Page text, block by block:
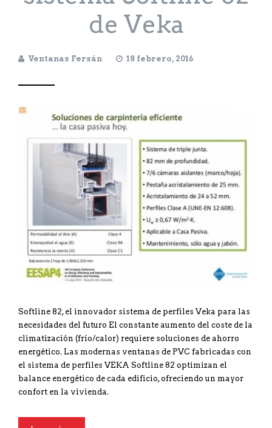
de Veka
Ventanas Fersán 18 febrero, 2016
Softline 82, el innovador sistema de perfiles Veka para las
necesidades del futuro El constante aumento del coste de la
climatización (frío/calor) requiere soluciones de ahorro
energético. Las modernas ventanas de PVC fabricadas con
el sistema de perfiles VEKA Softline 82 optimizan el
balance energético de cada edificio, ofreciendo un mayor
confort en la vivienda.